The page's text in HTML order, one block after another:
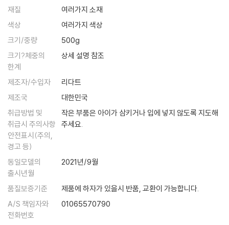
재질
여러가지 소재
색상
여러가지 색상
크기/중량
500g
크기?체중의
한계
상세 설명 참조
제조자/수입자
리다트
제조국
대한민국
취급방법 및
취급시 주의사항
안전표시(주의,
경고 등)
작은 부품은 아이가 삼키거나 입에 넣지 않도록 지도해
주세요.
동일모델의
출시년월
2021년/9월
품질보증기준
제품에 하자가 있을시 반품, 교환이 가능합니다.
A/S 책임자와
전화번호
01065570790